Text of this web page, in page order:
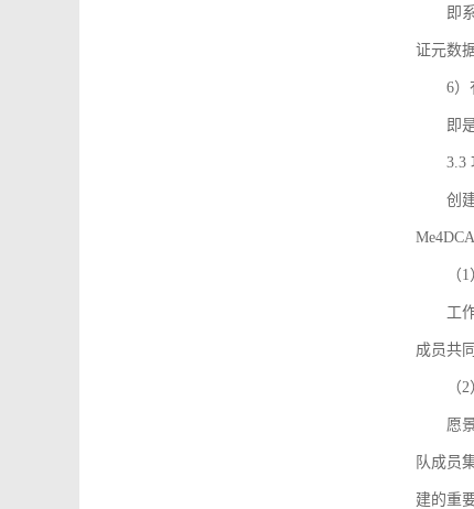
即
证元数
6）
即
3.3
创
（
工
成员共
（
愿
队成员
建的重